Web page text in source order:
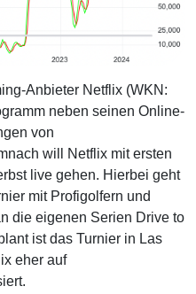
Anbieter Netflix (WKN:
neben seinen Online-
von
will Netflix mit ersten
live gehen. Hierbei geht
mit Profigolfern und
die eigenen Serien Drive to
ist das Turnier in Las
eher auf